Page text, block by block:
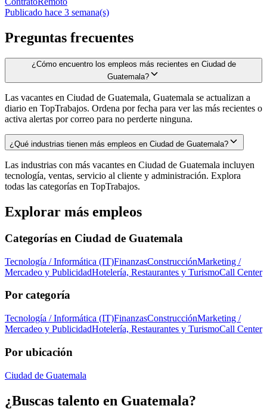
Publicado hace 3 semana(s)
Preguntas frecuentes
¿Cómo encuentro los empleos más recientes en Ciudad de
Guatemala?
Las vacantes en Ciudad de Guatemala, Guatemala se actualizan a
diario en TopTrabajos. Ordena por fecha para ver las más recientes o
activa alertas por correo para no perderte ninguna.
¿Qué industrias tienen más empleos en Ciudad de Guatemala?
Las industrias con más vacantes en Ciudad de Guatemala incluyen
tecnología, ventas, servicio al cliente y administración. Explora
todas las categorías en TopTrabajos.
Explorar más empleos
Categorías en Ciudad de Guatemala
Tecnología / Informática (IT)FinanzasConstrucciónMarketing /
Mercadeo y PublicidadHotelería, Restaurantes y TurismoCall Center
Por categoría
Tecnología / Informática (IT)FinanzasConstrucciónMarketing /
Mercadeo y PublicidadHotelería, Restaurantes y TurismoCall Center
Por ubicación
Ciudad de Guatemala
¿Buscas talento en Guatemala?